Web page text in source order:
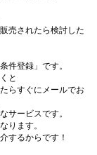
売されたら検討した
件登録」です。
と
らすぐにメールでお
サービスです。
ります。
するからです！